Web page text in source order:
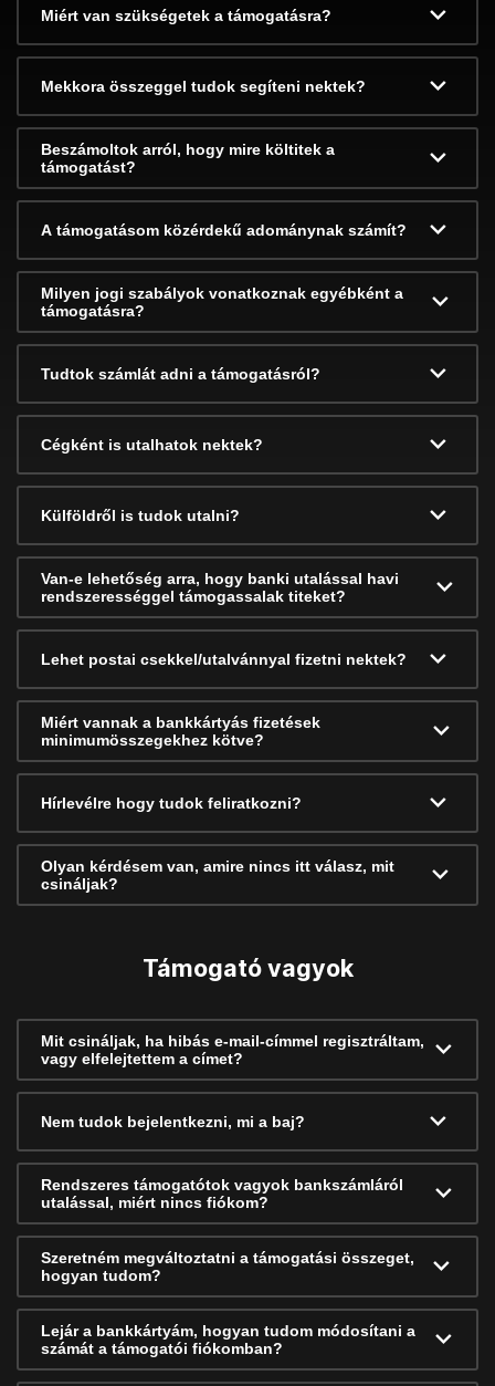
Miért van szükségetek a támogatásra?
Mekkora összeggel tudok segíteni nektek?
Beszámoltok arról, hogy mire költitek a
támogatást?
A támogatásom közérdekű adománynak számít?
Milyen jogi szabályok vonatkoznak egyébként a
támogatásra?
Tudtok számlát adni a támogatásról?
Cégként is utalhatok nektek?
Külföldről is tudok utalni?
Van-e lehetőség arra, hogy banki utalással havi
rendszerességgel támogassalak titeket?
Lehet postai csekkel/utalvánnyal fizetni nektek?
Miért vannak a bankkártyás fizetések
minimumösszegekhez kötve?
Hírlevélre hogy tudok feliratkozni?
Olyan kérdésem van, amire nincs itt válasz, mit
csináljak?
Támogató vagyok
Mit csináljak, ha hibás e-mail-címmel regisztráltam,
vagy elfelejtettem a címet?
Nem tudok bejelentkezni, mi a baj?
Rendszeres támogatótok vagyok bankszámláról
utalással, miért nincs fiókom?
Szeretném megváltoztatni a támogatási összeget,
hogyan tudom?
Lejár a bankkártyám, hogyan tudom módosítani a
számát a támogatói fiókomban?